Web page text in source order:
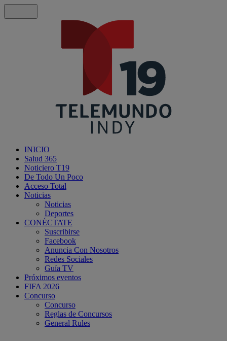
INICIO
Salud 365
Noticiero T19
De Todo Un Poco
Acceso Total
Noticias
Noticias
Deportes
CONÉCTATE
Suscribirse
Facebook
Anuncia Con Nosotros
Redes Sociales
Guía TV
Próximos eventos
FIFA 2026
Concurso
Concurso
Reglas de Concursos
General Rules